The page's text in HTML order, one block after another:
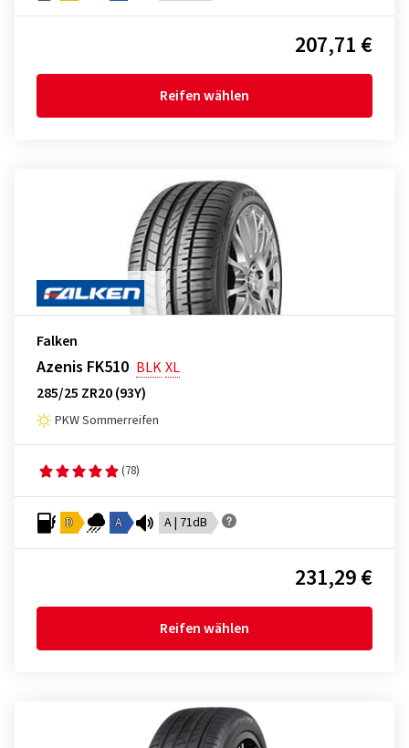
207,71 €
Reifen wählen
Falken
Azenis FK510 BLKXL
285/25 ZR20 (93Y)
PKW Sommerreifen
(78)
D A A | 71dB
231,29 €
Reifen wählen